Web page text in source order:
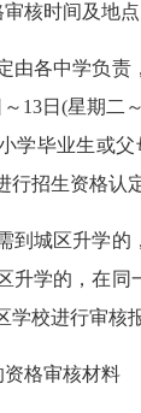
核时间及地点
各中学负责
13日(星期二
学毕业生或
行招生资格认定
城区升学的
升学的，在同
学校进行审核
格审核材料